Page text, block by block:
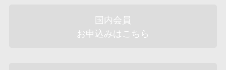
国内会員
お申込みはこちら